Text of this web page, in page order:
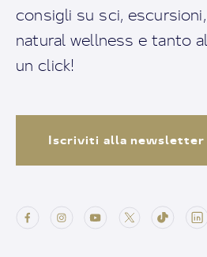
consigli su sci,
natural wellness e tanto
un click!
Iscriviti alla newsletter